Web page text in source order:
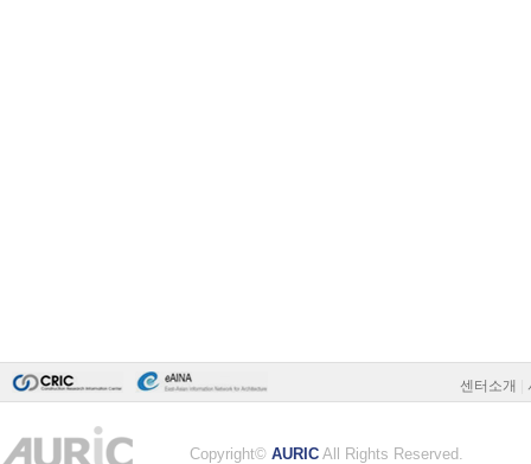
센터소개
Copyright© AURIC All Rights Reserved.